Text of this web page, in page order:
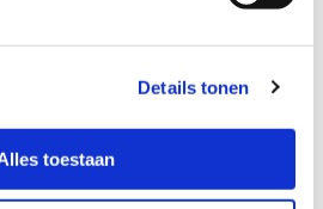
Details tonen
toestaan